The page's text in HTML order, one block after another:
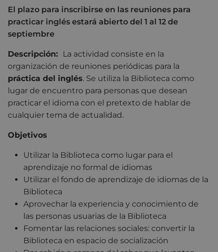
El plazo para inscribirse en las reuniones para
practicar inglés estará abierto del 1 al 12 de
septiembre
Descripción:
La actividad consiste en la
organización de reuniones periódicas para la
práctica del inglés. Se utiliza la Biblioteca como
lugar de encuentro para personas que desean
practicar el idioma con el pretexto de hablar de
cualquier tema de actualidad.
Objetivos
Utilizar la Biblioteca como lugar para el
aprendizaje no formal de idiomas
Utilizar el fondo de aprendizaje de idiomas de la
Biblioteca
Aprovechar la experiencia y conocimiento de
las personas usuarias de la Biblioteca
Fomentar las relaciones sociales: convertir la
Biblioteca en espacio de socialización